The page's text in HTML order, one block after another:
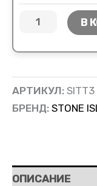
В
АРТИКУЛ: SITT3
БРЕНД: STONE
ОПИСАНИЕ